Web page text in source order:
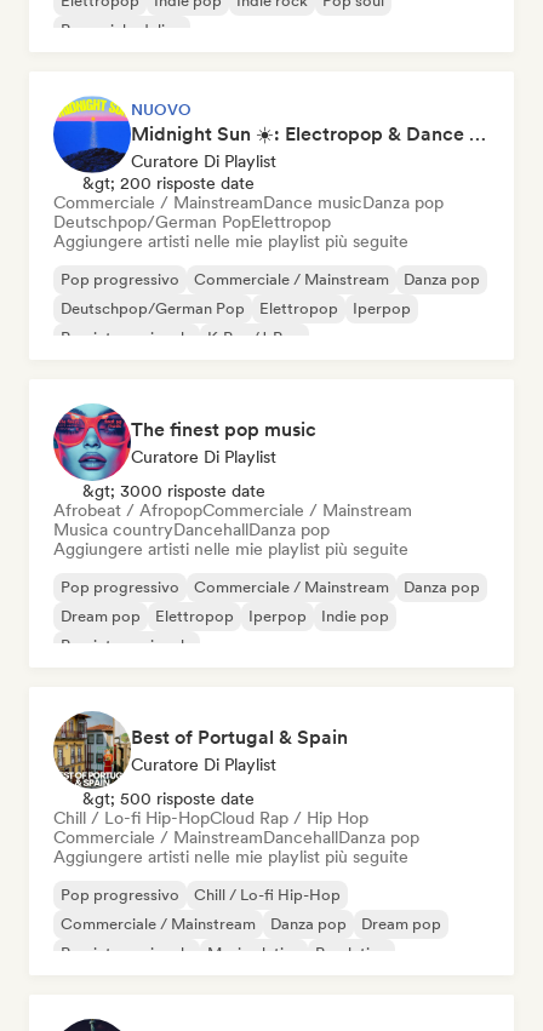
Pop psichedelico
NUOVO
Midnight Sun ☀️: Electropop & Dance Pop
Curatore Di Playlist
&gt; 200 risposte date
Commerciale / MainstreamDance musicDanza pop
Deutschpop/German PopElettropop
Aggiungere artisti nelle mie playlist più seguite
Pop progressivo Commerciale / Mainstream
Danza pop
Deutschpop/German Pop
Elettropop
Iperpop
Pop internazionale
K-Pop/J-Pop
The finest pop music
Curatore Di Playlist
&gt; 3000 risposte date
Afrobeat / AfropopCommerciale / Mainstream
Musica countryDancehallDanza pop
Aggiungere artisti nelle mie playlist più seguite
Pop progressivo Commerciale / Mainstream
Danza pop
Dream pop
Elettropop Iperpop
Indie pop
Pop internazionale
Best of Portugal & Spain
Curatore Di Playlist
&gt; 500 risposte date
Chill / Lo-fi Hip-HopCloud Rap / Hip Hop
Commerciale / MainstreamDancehallDanza pop
Aggiungere artisti nelle mie playlist più seguite
Pop progressivo
Chill / Lo-fi Hip-Hop
Commerciale / Mainstream
Danza pop
Dream pop
Pop internazionale
Musica latina Pop latino